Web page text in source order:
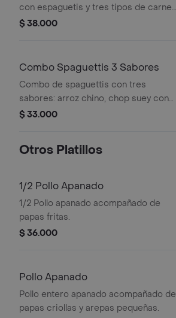
con espaguetis y tres tipos de carne.
Incluye guarnición de vegetales.
$ 38.000
Combo Spaguettis 3 Sabores
Combo de spaguettis con tres
sabores: arroz chino, chop suey con
vegetales y spaguettis con salsa de
$ 33.000
Otros Platillos
1/2 Pollo Apanado
1/2 Pollo apanado acompañado de
papas fritas.
$ 36.000
Pollo Apanado
Pollo entero apanado acompañado de
papas criollas y arepas pequeñas.